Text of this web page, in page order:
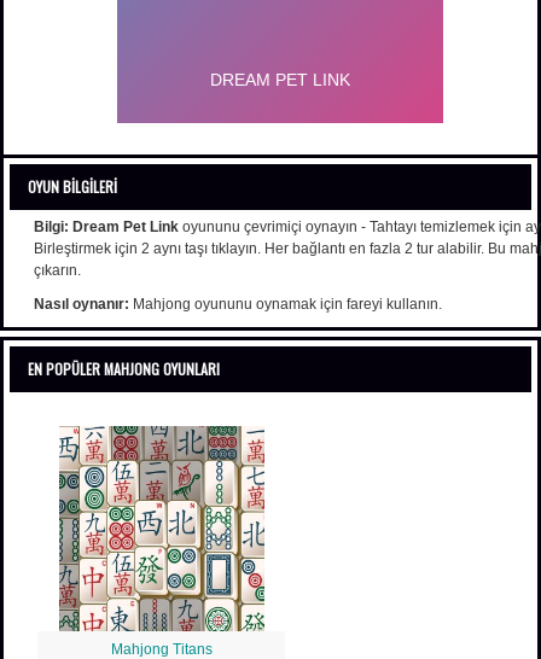
OYUN BILGILERI
Bilgi: Dream Pet Link oyununu çevrimiçi oynayın - Tahtayı temizlemek için
Birleştirmek için 2 aynı taşı tıklayın. Her bağlantı en fazla 2 tur alabilir. Bu
çıkarın.
Nasıl oynanır: Mahjong oyununu oynamak için fareyi kullanın.
EN POPÜLER MAHJONG OYUNLARI
Mahjong Titans